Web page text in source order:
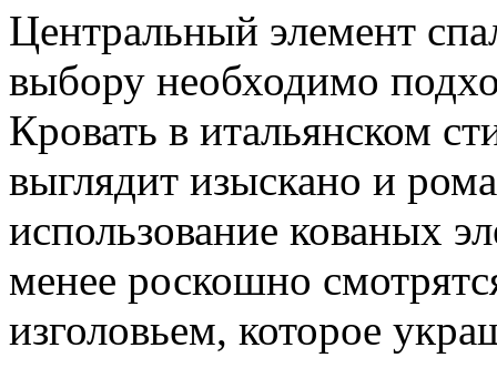
Центральный элемент
выбору необходимо
Кровать в итальянском
выглядит изыскано и
использование кованых
менее роскошно
изголовьем, которое